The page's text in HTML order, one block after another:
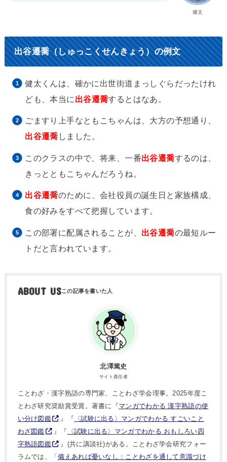
健太
出谷遷喬（しゅっこくせんきょう）の例文
健太くんは、確かに出世街道まっしぐらだったけれ
ども、本当に 出谷遷喬するとはなあ。
ごますり上手なともこちゃんは、大方の予想通り、
出谷遷喬 しました。
このクラスの中で、将来、一番出谷遷喬するのは、
きっとともこちゃんだろうね。
出谷遷喬のために、会社役員の誕生日と家族構成、
食の好みをすべて把握しています。
この部署に配属されることが、 出谷遷喬の最短ルー
トだと言われています。
ABOUT US
北澤篤史
サイト責任者
ことわざ・漢字熟語の専門家、ことわざ学会理事。2025年度こ
とわざ研究奨励賞受賞。著書に『マンガでわかる 漢字熟語の使
い分け図鑑
』『 〈試験に出る〉マンガでわかる すごいこと
わざ図鑑
』『
〈試験に出る〉マンガでわかる おもしろい四
字熟語図鑑
』(共に講談社)がある。ことわざ学会研究フォー
ラムでは、「備えあれば憂いなし：ことわざを通して意識づけ